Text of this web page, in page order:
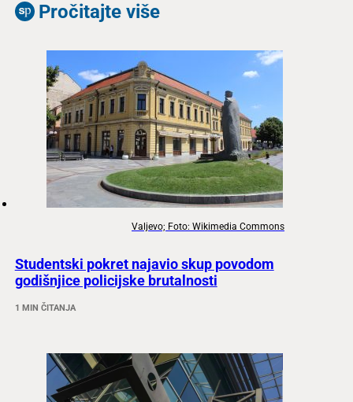
Pročitajte više
Valjevo; Foto: Wikimedia Commons
Studentski pokret najavio skup povodom
godišnjice policijske brutalnosti
1 MIN ČITANJA